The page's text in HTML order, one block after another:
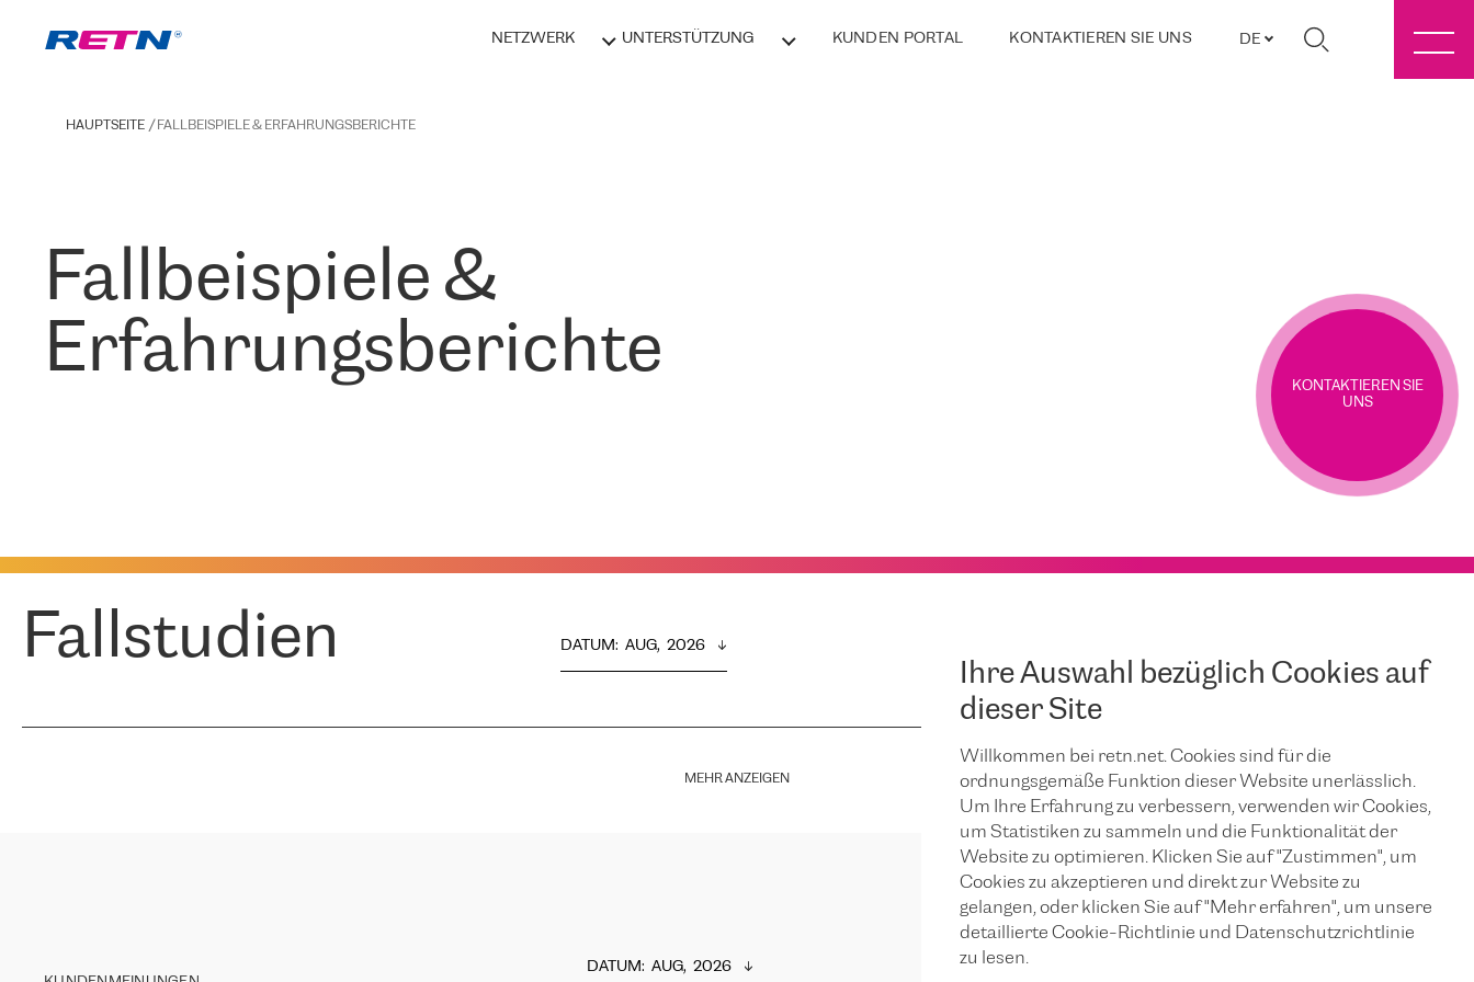
NETZWERK UNTERSTÜTZUNG KUNDEN PORTAL KONTAKTIEREN SIE UNS DE
Ihre Auswahl bezüglich Cookies auf
dieser Site
Willkommen bei retn.net. Cookies sind für die
ordnungsgemäße Funktion dieser Website unerlässlich.
Um Ihre Erfahrung zu verbessern, verwenden wir Cookies,
um Statistiken zu sammeln und die Funktionalität der
Website zu optimieren. Klicken Sie auf "Zustimmen", um
Cookies zu akzeptieren und direkt zur Website zu
gelangen, oder klicken Sie auf "Mehr erfahren", um unsere
detaillierte Cookie-Richtlinie und Datenschutzrichtlinie
zu lesen.
HAUPTSEITE FALLBEISPIELE & ERFAHRUNGSBERICHTE
Fallbeispiele &
Erfahrungsberichte
KONTAKTIEREN SIE
UNS
Fallstudien DATUM: AUG,  2026
MEHR ANZEIGEN
DATUM: AUG,  2026